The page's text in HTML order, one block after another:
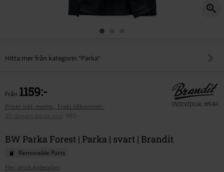
Hitta mer från kategorin "Parka"
Från 1159:-
Priser inkl. moms., Frakt tillkommer.
30-dagars bästa pris
985:-
BW Parka Forest | Parka | svart | Brandit
Removable Parts
Fler produktdetaljer